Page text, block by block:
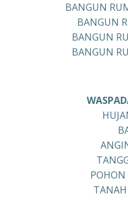
BANGUN
BANGUN
BANGUN
BANGUN